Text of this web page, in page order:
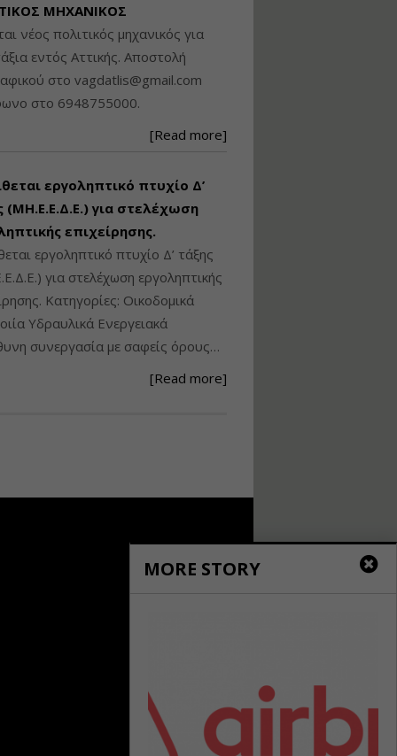
ΜΗΧΑΝΙΚΟΣ
νέος πολιτικός μηχανικός για
εντός Αττικής. Αποστολή
στο vagdatlis@gmail.com
στο 6948755000.
[Read more]
εργοληπτικό πτυχίο Δ’
(ΜΗ.Ε.Ε.Δ.Ε.) για στελέχωση
επιχείρησης.
εργοληπτικό πτυχίο Δ’ τάξης
για στελέχωση εργοληπτικής
Κατηγορίες: Οικοδομικά
Υδραυλικά Ενεργειακά
συνεργασία με σαφείς όρους…
[Read more]
MORE STORY
Εισηγητής: Στέφανος Τουλόγλου
Τιμή από: €190.00
Διάρκεια: 12 ώρες
Εισηγητής:Λάμπρος Κίσσας
Τιμή από: €130.00
Διάρκεια: 6 ώρες
Ανάθεση – Εκτέλεση –
Σχεδιασμός, μελέτη
Εισηγητής:
Νικόλαος Παπαναστασίου
Τιμή από: €215.00
Διάρκεια: 16 ώρες